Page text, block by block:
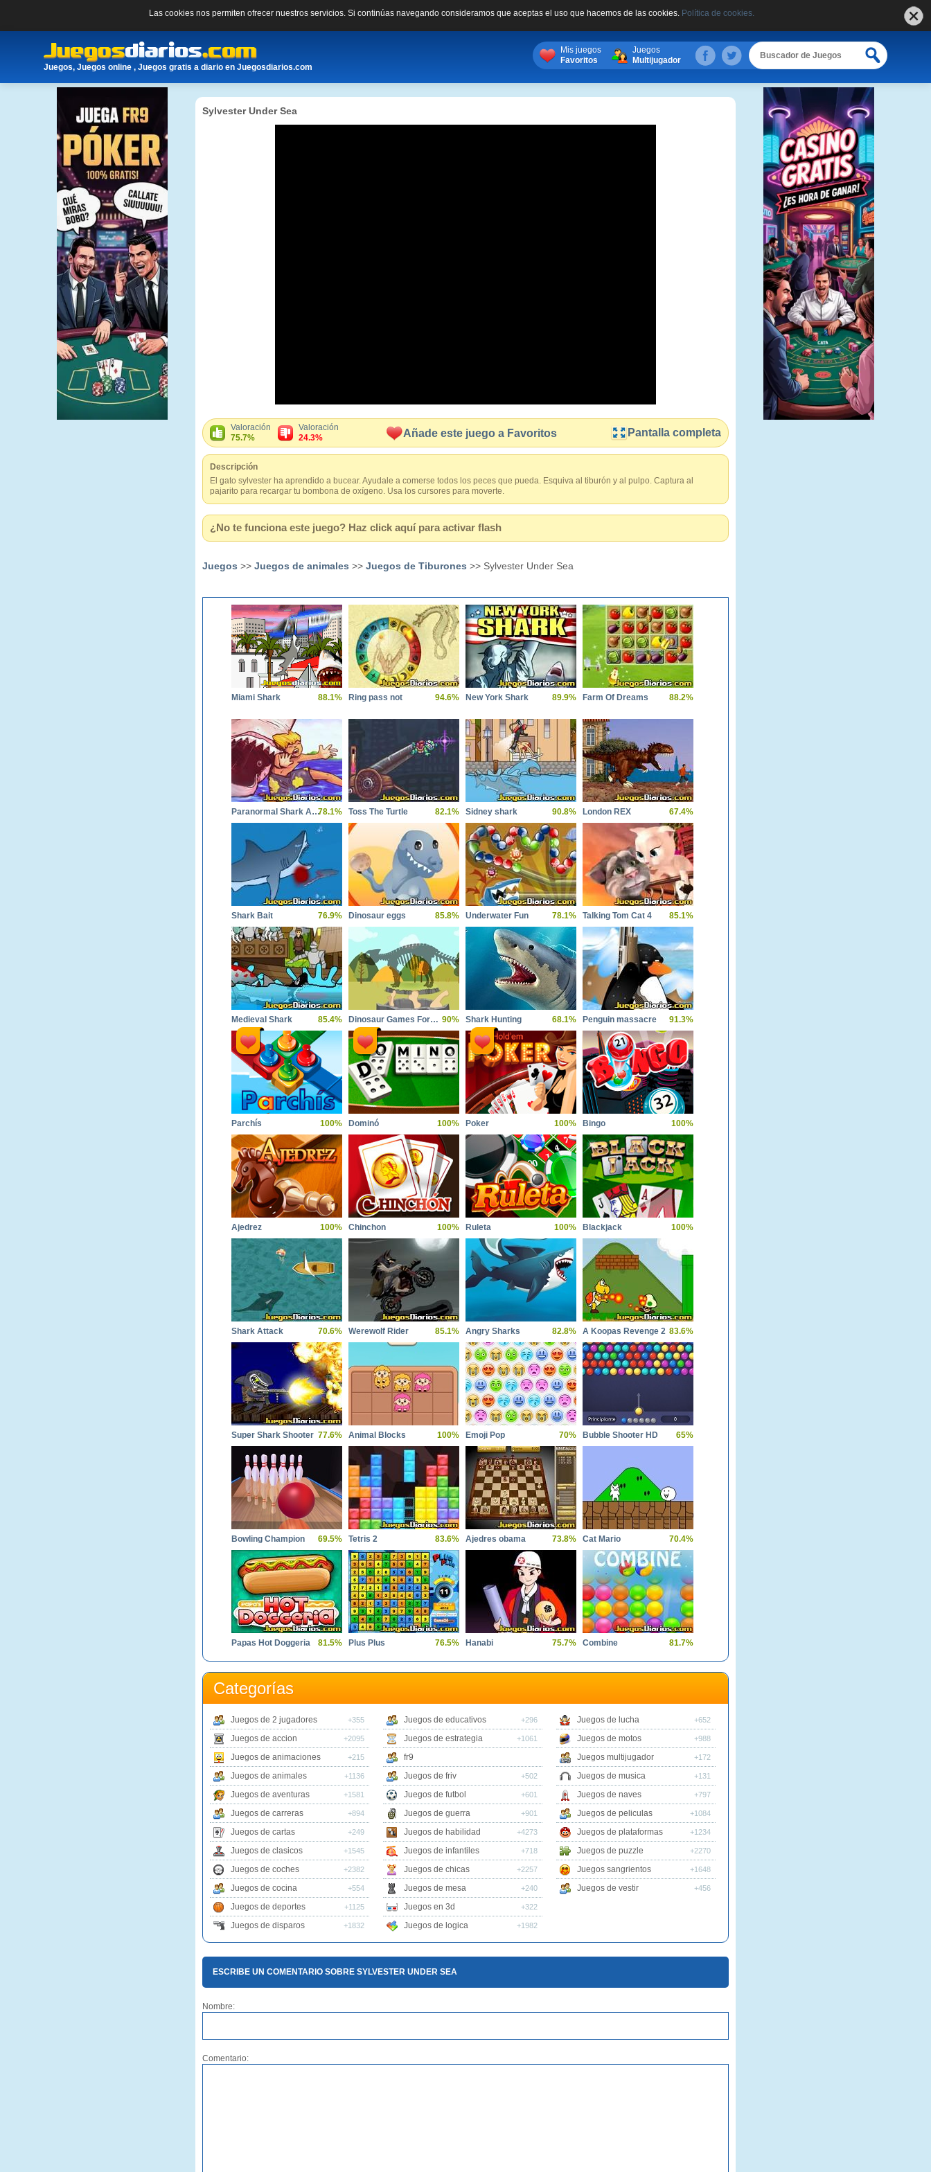
Las cookies nos permiten ofrecer nuestros servicios. Si continúas navegando consideramos que aceptas el uso que hacemos de las cookies. Política de cookies.
Juegos, Juegos online , Juegos gratis a diario en Juegosdiarios.com
Mis juegos
Favoritos
Juegos
Multijugador
Sylvester Under Sea
Valoración
75.7%
Valoración
24.3%
Añade este juego a Favoritos Pantalla completa
Descripción
El gato sylvester ha aprendido a bucear. Ayudale a comerse todos los peces que pueda. Esquiva al tiburón y al pulpo. Captura al
pajarito para recargar tu bombona de oxígeno. Usa los cursores para moverte.
¿No te funciona este juego? Haz click aquí para activar flash
Juegos >> Juegos de animales >> Juegos de Tiburones >> Sylvester Under Sea
Miami Shark 88.1% Ring pass not 94.6% New York Shark 89.9% Farm Of Dreams 88.2%
Paranormal Shark Activity78.1% Toss The Turtle 82.1% Sidney shark 90.8% London REX 67.4%
Shark Bait 76.9% Dinosaur eggs 85.8% Underwater Fun 78.1% Talking Tom Cat 4 85.1%
Medieval Shark 85.4% Dinosaur Games For Toddlers 90% Shark Hunting 68.1% Penguin massacre 91.3%
Parchís 100% Dominó 100% Poker 100% Bingo 100%
Ajedrez 100% Chinchon 100% Ruleta 100% Blackjack 100%
Shark Attack 70.6% Werewolf Rider 85.1% Angry Sharks 82.8% A Koopas Revenge 2 83.6%
Super Shark Shooter 77.6% Animal Blocks 100% Emoji Pop 70% Bubble Shooter HD 65%
Bowling Champion 69.5% Tetris 2 83.6% Ajedres obama 73.8% Cat Mario 70.4%
Papas Hot Doggeria 81.5% Plus Plus 76.5% Hanabi 75.7% Combine 81.7%
Categorías
Juegos de 2 jugadores +355
Juegos de accion +2095
Juegos de animaciones +215
Juegos de animales +1136
Juegos de aventuras +1581
Juegos de carreras +894
Juegos de cartas +249
Juegos de clasicos +1545
Juegos de coches +2382
Juegos de cocina +554
Juegos de deportes +1125
Juegos de disparos +1832
Juegos de educativos +296
Juegos de estrategia +1061
fr9
Juegos de friv
+502
Juegos de futbol +601
Juegos de guerra +901
Juegos de habilidad +4273
Juegos de infantiles +718
Juegos de chicas +2257
Juegos de mesa +240
Juegos en 3d +322
Juegos de logica +1982
Juegos de lucha +652
Juegos de motos +988
Juegos multijugador +172
Juegos de musica +131
Juegos de naves +797
Juegos de peliculas +1084
Juegos de plataformas +1234
Juegos de puzzle +2270
Juegos sangrientos +1648
Juegos de vestir +456
ESCRIBE UN COMENTARIO SOBRE SYLVESTER UNDER SEA
Nombre:
Comentario: